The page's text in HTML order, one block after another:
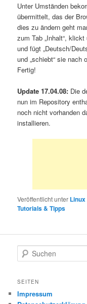
Unter Umständen
übermittelt, das der
dies zu ändern geht
zum Tab „Inhalt“, klickt
und fügt „Deutsch/
und „schiebt“ sie nach
Fertig!
Update 17.04.08: Die
nun im Repository
noch nicht vorhanden
installieren.
Veröffentlicht unter
Tutorials & Tipps
u
h
n
SEITEN
Impressum